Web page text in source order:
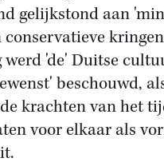
gelijkstond aan
werd 'de' Duitse
beschouwd,
krachten van het
voor elkaar als